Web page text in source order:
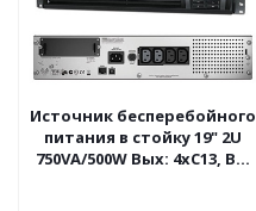
Источник бесперебойного
питания в стойку 19" 2U
750VA/500W Вых: 4хC13, Вх: